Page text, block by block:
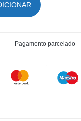
Pagamento parcelado